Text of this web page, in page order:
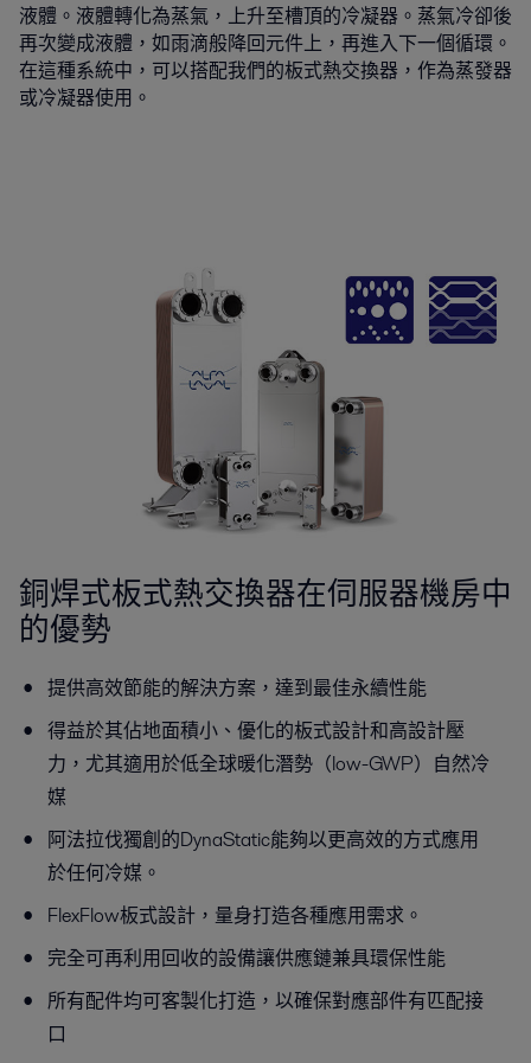
液體。液體轉化為蒸氣，上升至槽頂的冷凝器。蒸氣冷卻後
再次變成液體，如雨滴般降回元件上，再進入下一個循環。
在這種系統中，可以搭配我們的板式熱交換器，作為蒸發器
或冷凝器使用。
銅焊式板式熱交換器在伺服器機房中
的優勢
提供高效節能的解決方案，達到最佳永續性能
得益於其佔地面積小、優化的板式設計和高設計壓
力，尤其適用於低全球暖化潛勢（low-GWP）自然冷
媒
阿法拉伐獨創的DynaStatic能夠以更高效的方式應用
於任何冷媒。
FlexFlow板式設計，量身打造各種應用需求。
完全可再利用回收的設備讓供應鏈兼具環保性能
所有配件均可客製化打造，以確保對應部件有匹配接
口